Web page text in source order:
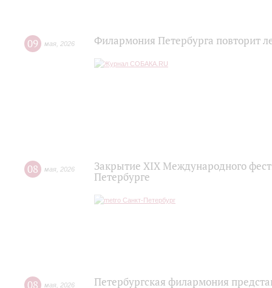
09 мая 2026 Филармония Петербурга повторит
08 мая 2026
Закрытие XIX Международного
Петербурге
08 мая 2026
Петербургская филармония